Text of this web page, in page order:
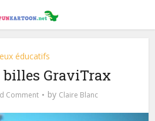
éducatifs
billes GraviTrax
Comment by Claire Blanc